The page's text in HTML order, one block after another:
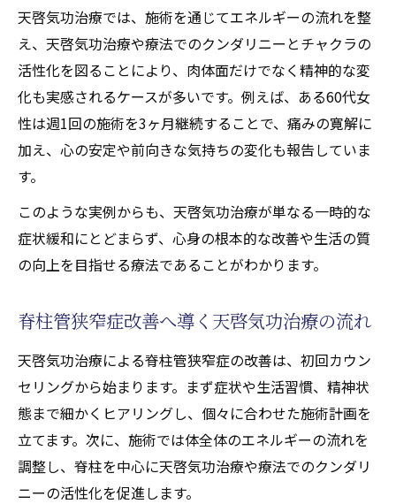
説
チャクラバランス調整による寛解への道筋
脊柱管狭窄症に挑む天啓気功療法の全貌
脊柱管狭窄症改善へ天啓気功治療の活用法
根本施術で症状寛解を目指す気功の特長
天啓気功治療や療法で活性化するチャクラ
ケアで慢性痛改善を志す理由解説
天啓気功治療の実際の施術手順を紹介
独自アプローチで心身が変わる理由とは
天啓気功治療や療法で活性化するクンダリ
ニー覚醒による性格変化の効果
天啓気功治療や療法でのチャクラ活性化が
心身改善に及ぼす仕組み
脊柱管狭窄症への独自施術が生む違い解説
天啓気功治療では、施術を通じてエネルギーの流れを整
え、天啓気功治療や療法でのクンダリニーとチャクラの
活性化を図ることにより、肉体面だけでなく精神的な変
化も実感されるケースが多いです。例えば、ある60代女
性は週1回の施術を3ヶ月継続することで、痛みの寛解に
加え、心の安定や前向きな気持ちの変化も報告していま
す。
このような実例からも、天啓気功治療が単なる一時的な
症状緩和にとどまらず、心身の根本的な改善や生活の質
の向上を目指せる療法であることがわかります。
脊柱管狭窄症改善へ導く天啓気功治療の流れ
天啓気功治療による脊柱管狭窄症の改善は、初回カウン
セリングから始まります。まず症状や生活習慣、精神状
態まで細かくヒアリングし、個々に合わせた施術計画を
立てます。次に、施術では体全体のエネルギーの流れを
調整し、脊柱を中心に天啓気功治療や療法でのクンダリ
ニーの活性化を促進します。